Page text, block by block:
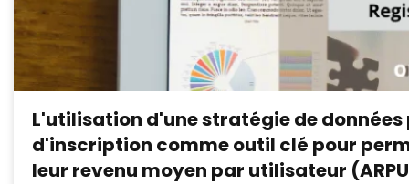
L'utilisation d'une stratégie de
d'inscription comme outil clé pour
leur revenu moyen par utilisateur